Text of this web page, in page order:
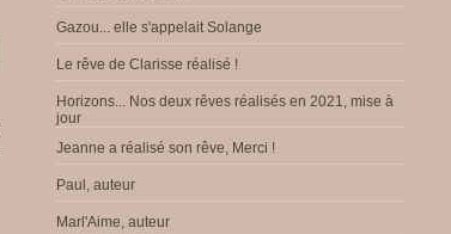
Gazou... elle s'appelait Solange
Le rêve de Clarisse réalisé !
Horizons... Nos deux rêves réalisés en 2021, mise à
jour
Jeanne a réalisé son rêve, Merci !
Paul, auteur
Marl'Aime, auteur